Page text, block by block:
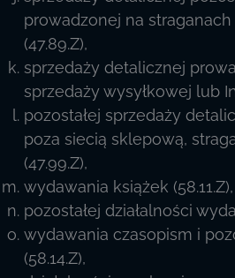
prowadzonej na
(47.89.Z),
sprzedaży detalicznej
sprzedaży wysyłkowej lub
pozostałej sprzedaży
poza siecią sklepową,
(47.99.Z),
wydawania książek (58.11.Z),
pozostałej działalności
wydawania czasopism i
(58.14.Z),